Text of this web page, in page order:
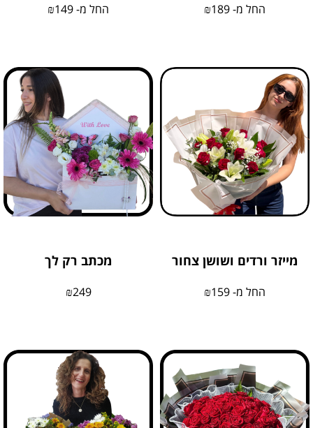
החל מ- ₪189 החל מ- ₪149
מייזר ורדים ושושן צחור
החל מ- ₪159
מכתב רק לך
₪249